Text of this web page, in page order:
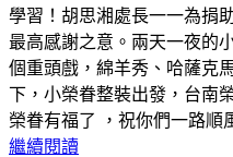
學習！胡思湘處長一一為捐
最高感謝之意。兩天一夜的
個重頭戲，綿羊秀、哈薩克
下，小榮眷整裝出發，台南
榮眷有福了 ，祝你們一路順
繼續閱讀